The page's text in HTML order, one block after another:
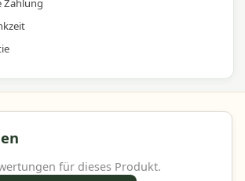
Zahlung
für dieses Produkt.